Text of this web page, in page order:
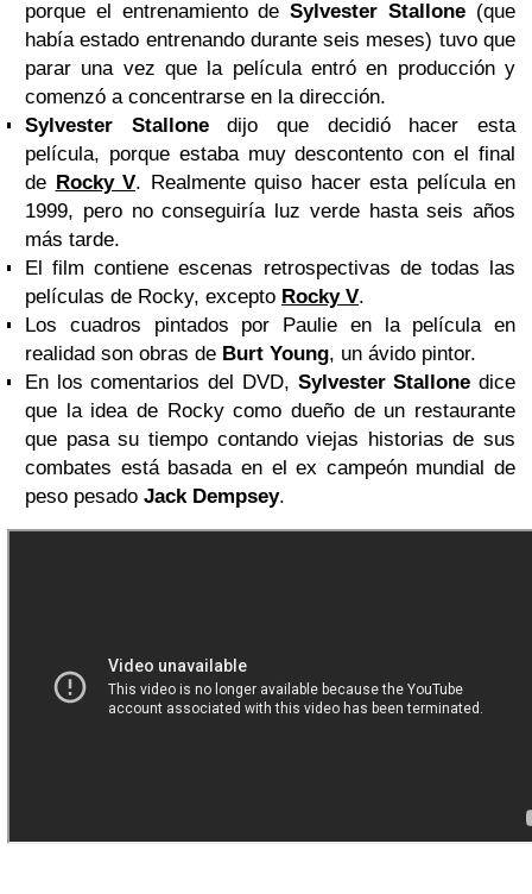
porque el entrenamiento deSylvester Stallone (que
había estado entrenando durante seis meses) tuvo que
parar una vez que la película entró en producción y
comenzó a concentrarse en la dirección.
Sylvester Stallonedijo que decidió hacer esta
película, porque estaba muy descontento con el final
de Rocky V. Realmente quiso hacer esta película en
1999, pero no conseguiría luz verde hasta seis años
más tarde.
El film contiene escenas retrospectivas de todas las
películas de Rocky, excepto Rocky V.
Los cuadros pintados por Paulie en la película en
realidad son obras de Burt Young, un ávido pintor.
En los comentarios del DVD, Sylvester Stallone dice
que la idea de Rocky como dueño de un restaurante
que pasa su tiempo contando viejas historias de sus
combates está basada en el ex campeón mundial de
peso pesado Jack Dempsey.